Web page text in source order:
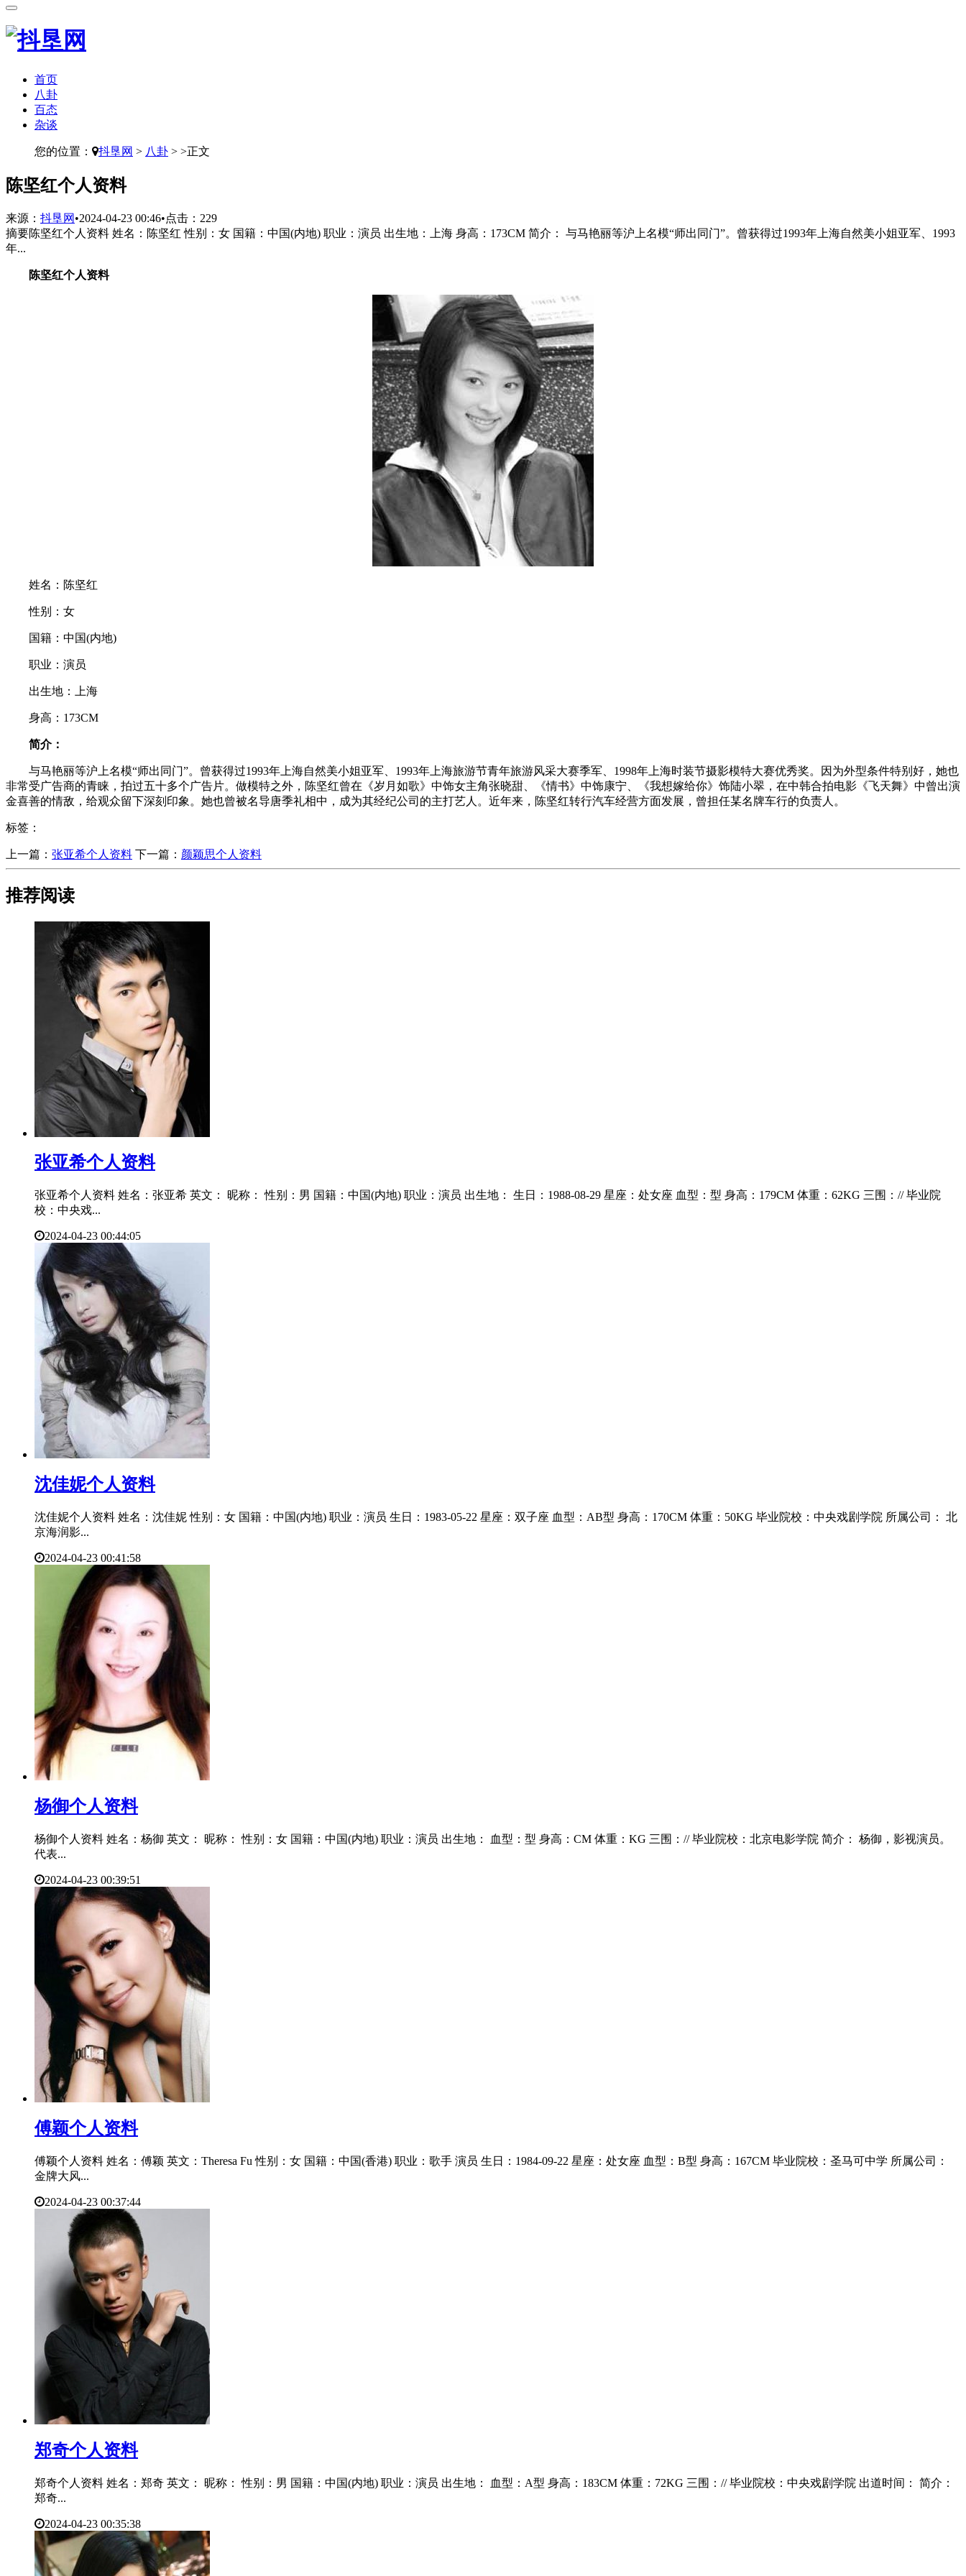
首页
八卦
百态
杂谈
您的位置： 抖垦网 > 八卦 > >正文
​陈坚红个人资料
来源： 抖垦网 •2024-04-23 00:46•点击： 229
摘要陈坚红个人资料 姓名：陈坚红 性别：女 国籍：中国(内地) 职业：演员 出生地：上海 身高：173CM 简介： 与马艳丽等沪上名模“师出同门”。曾获得过1993年上海自然美小姐亚军、1993
年...
陈坚红个人资料
姓名：陈坚红
性别：女
国籍：中国(内地)
职业：演员
出生地：上海
身高：173CM
简介：
与马艳丽等沪上名模“师出同门”。曾获得过1993年上海自然美小姐亚军、1993年上海旅游节青年旅游风采大赛季军、1998年上海时装节摄影模特大赛优秀奖。因为外型条件特别好，她也
非常受广告商的青睐，拍过五十多个广告片。做模特之外，陈坚红曾在《岁月如歌》中饰女主角张晓甜、《情书》中饰康宁、《我想嫁给你》饰陆小翠，在中韩合拍电影《飞天舞》中曾出演
金喜善的情敌，给观众留下深刻印象。她也曾被名导唐季礼相中，成为其经纪公司的主打艺人。近年来，陈坚红转行汽车经营方面发展，曾担任某名牌车行的负责人。
标签：
上一篇： ​张亚希个人资料 下一篇： ​颜颖思个人资料
推荐阅读
​张亚希个人资料
张亚希个人资料 姓名：张亚希 英文： 昵称： 性别：男 国籍：中国(内地) 职业：演员 出生地： 生日：1988-08-29 星座：处女座 血型：型 身高：179CM 体重：62KG 三围：// 毕业院
校：中央戏...
2024-04-23 00:44:05
​沈佳妮个人资料
沈佳妮个人资料 姓名：沈佳妮 性别：女 国籍：中国(内地) 职业：演员 生日：1983-05-22 星座：双子座 血型：AB型 身高：170CM 体重：50KG 毕业院校：中央戏剧学院 所属公司： 北
京海润影...
2024-04-23 00:41:58
​杨御个人资料
杨御个人资料 姓名：杨御 英文： 昵称： 性别：女 国籍：中国(内地) 职业：演员 出生地： 血型：型 身高：CM 体重：KG 三围：// 毕业院校：北京电影学院 简介： 杨御，影视演员。
代表...
2024-04-23 00:39:51
​傅颖个人资料
傅颖个人资料 姓名：傅颖 英文：Theresa Fu 性别：女 国籍：中国(香港) 职业：歌手 演员 生日：1984-09-22 星座：处女座 血型：B型 身高：167CM 毕业院校：圣马可中学 所属公司：
金牌大风...
2024-04-23 00:37:44
​郑奇个人资料
郑奇个人资料 姓名：郑奇 英文： 昵称： 性别：男 国籍：中国(内地) 职业：演员 出生地： 血型：A型 身高：183CM 体重：72KG 三围：// 毕业院校：中央戏剧学院 出道时间： 简介：
郑奇...
2024-04-23 00:35:38